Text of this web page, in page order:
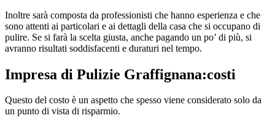
Inoltre sarà composta da professionisti che hanno esperienza e che
sono attenti ai particolari e ai dettagli della casa che si occupano di
pulire. Se si farà la scelta giusta, anche pagando un po’ di più, si
avranno risultati soddisfacenti e duraturi nel tempo.
Impresa di Pulizie Graffignana:costi
Questo del costo è un aspetto che spesso viene considerato solo da
un punto di vista di risparmio.